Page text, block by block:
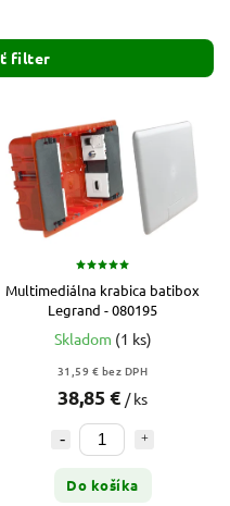
filter
Multimediálna krabica batibox
Legrand - 080195
Skladom (1 ks)
31,59 € bez DPH
38,85 € / ks
Do košíka